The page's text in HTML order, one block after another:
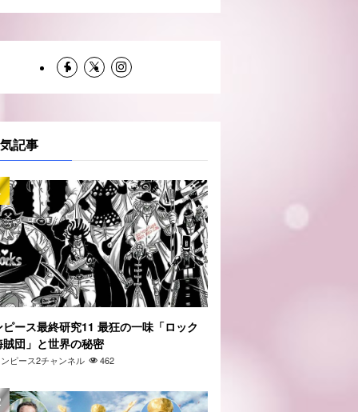
記事
ピース最終研究11 最狂の一味「ロック
賊団」と世界の秘密
ピース2チャンネル 462